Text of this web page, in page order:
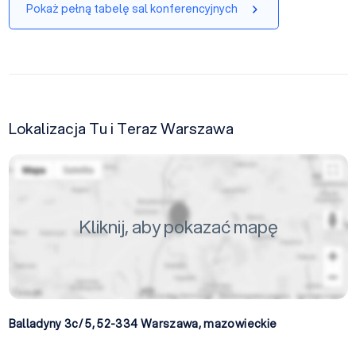
Pokaż pełną tabelę sal konferencyjnych
Lokalizacja Tu i Teraz Warszawa
Kliknij, aby pokazać mapę
Balladyny 3c/ 5, 52-334 Warszawa,mazowieckie